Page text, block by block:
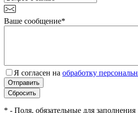
Ваше сообщение*
Я согласен на обработку
* - Поля, обязательные для заполнения